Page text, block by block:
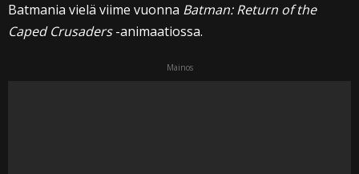
Batmania vielä viime vuonna Batman: Return of the
Caped Crusaders-animaatiossa.
Mainos